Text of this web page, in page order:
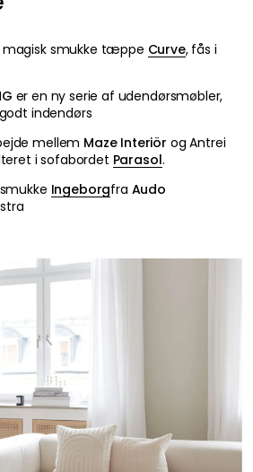
magisk smukke tæppe Curve, fås i
er en ny serie af udendørsmøbler,
indendørs
mellem Maze Interiör og Antrei
i sofabordet Parasol.
Ingeborgfra Audo